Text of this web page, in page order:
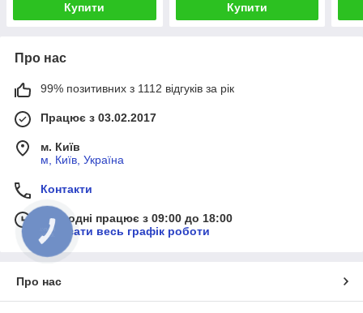
Купити Купити
Про нас
99% позитивних з 1112 відгуків за рік
Працює з 03.02.2017
м. Київ
м, Київ, Україна
Контакти
Сьогодні працює з 09:00 до 18:00
Показати весь графік роботи
Про нас
КНОПКА
ЗВ'ЯЗКУ